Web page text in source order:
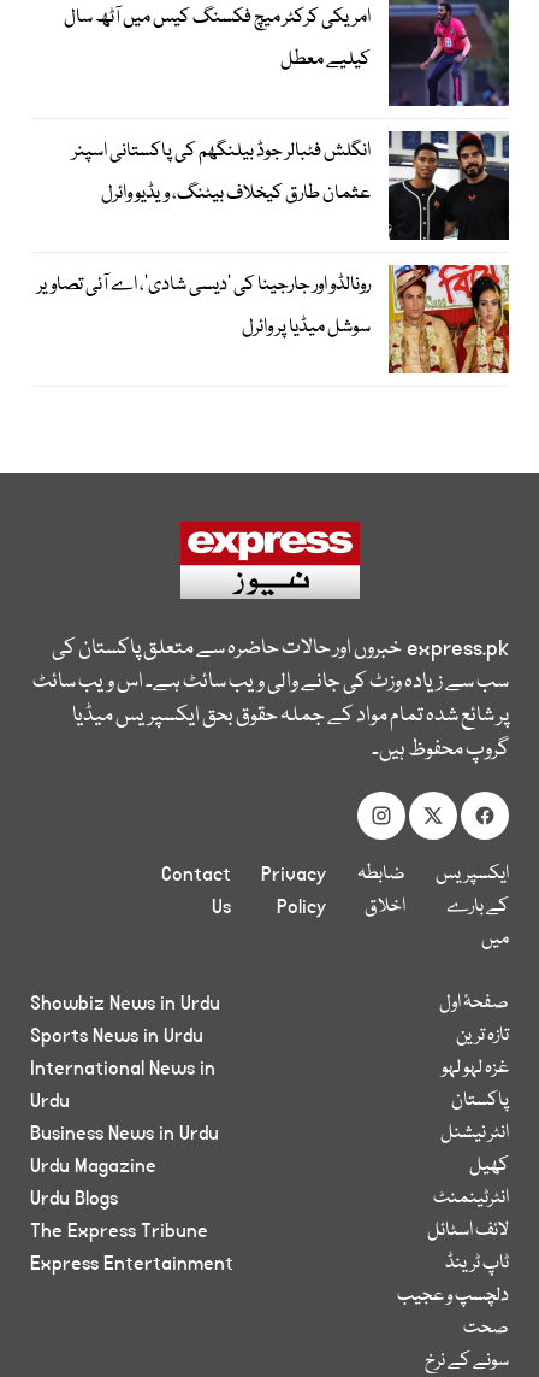
امریکی کرکٹر میچ فکسنگ کیس میں آٹھ سال
کیلیے معطل
انگلش فٹبالر جوڈ بیلنگھم کی پاکستانی اسپنر
عثمان طارق کیخلاف بیٹنگ، ویڈیو وائرل
رونالڈو اور جارجینا کی ’دیسی شادی‘، اے آئی تصاویر
سوشل میڈیا پر وائرل
express.pkخبروں اور حالات حاضرہ سے متعلق پاکستان کی
سب سے زیادہ وزٹ کی جانے والی ویب سائٹ ہے۔ اس ویب سائٹ
پر شائع شدہ تمام مواد کے جملہ حقوق بحق ایکسپریس میڈیا
گروپ محفوظ ہیں۔
ایکسپریس
کے بارے
میں
ضابطہ
اخلاق
Privacy
Policy
Contact
Us
صفحۂ اول
تازہ ترین
غزہ لہو لہو
پاکستان
انٹر نیشنل
کھیل
انٹرٹینمنٹ
لائف اسٹائل
ٹاپ ٹرینڈ
دلچسپ و عجیب
صحت
سونے کے نرخ
Showbiz News in Urdu
Sports News in Urdu
International News in
Urdu
Business News in Urdu
Urdu Magazine
Urdu Blogs
The Express Tribune
Express Entertainment